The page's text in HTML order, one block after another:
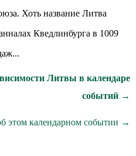
Хоть название Литва
Кведлинбурга в 1009
Литвы в календаре
событий →
этом календарном событии →